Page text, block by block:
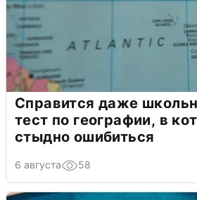
Справится даже
тест по географии, в
стыдно ошибиться
6 августа 58